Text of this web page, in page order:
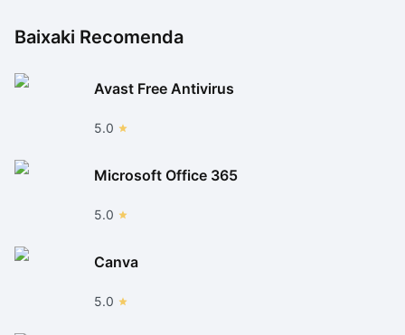
Baixaki Recomenda
Avast Free Antivirus
5.0
Microsoft Office 365
5.0
Canva
5.0